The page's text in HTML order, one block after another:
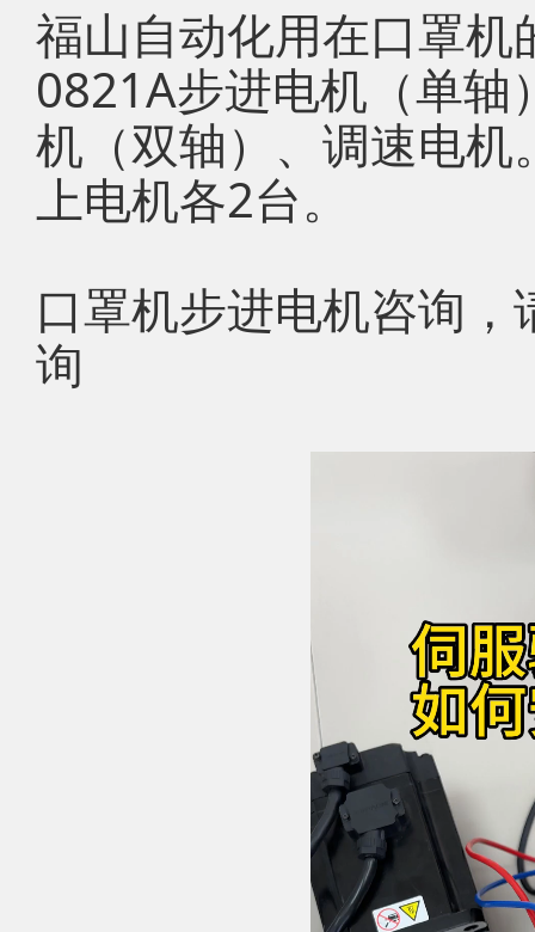
福山自动化用在口罩机
0821A步进电机（单轴
机（双轴）、调速电
上电机各2台。
口罩机步进电机咨询
询